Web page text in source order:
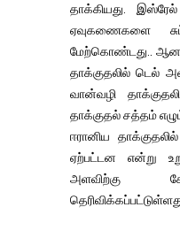
தாக்கியது.
ஏவுகணைகளை
மேற்கொண்டது..
தாக்குதலில் டெல்
வான்வழி
தாக்குதல் சத்தம்
ஈரானிய
ஏற்பட்டன என்று
அளவிற்கு